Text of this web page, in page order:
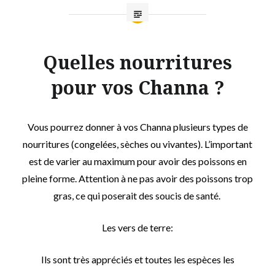
Quelles nourritures
pour vos Channa ?
Vous pourrez donner à vos Channa plusieurs types de
nourritures (congelées, sèches ou vivantes). L’important
est de varier au maximum pour avoir des poissons en
pleine forme. Attention à ne pas avoir des poissons trop
gras, ce qui poserait des soucis de santé.
Les vers de terre:
Ils sont très appréciés et toutes les espèces les